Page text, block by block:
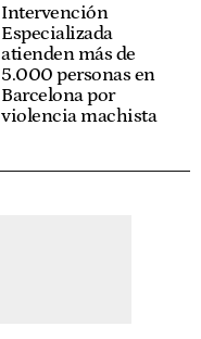
Intervención
Especializada
atienden más de
5.000 personas en
Barcelona por
violencia machista